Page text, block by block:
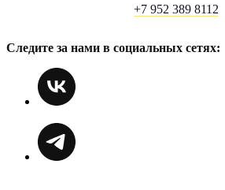
+7 952 389 8112
Следите за нами в социальных сетях: